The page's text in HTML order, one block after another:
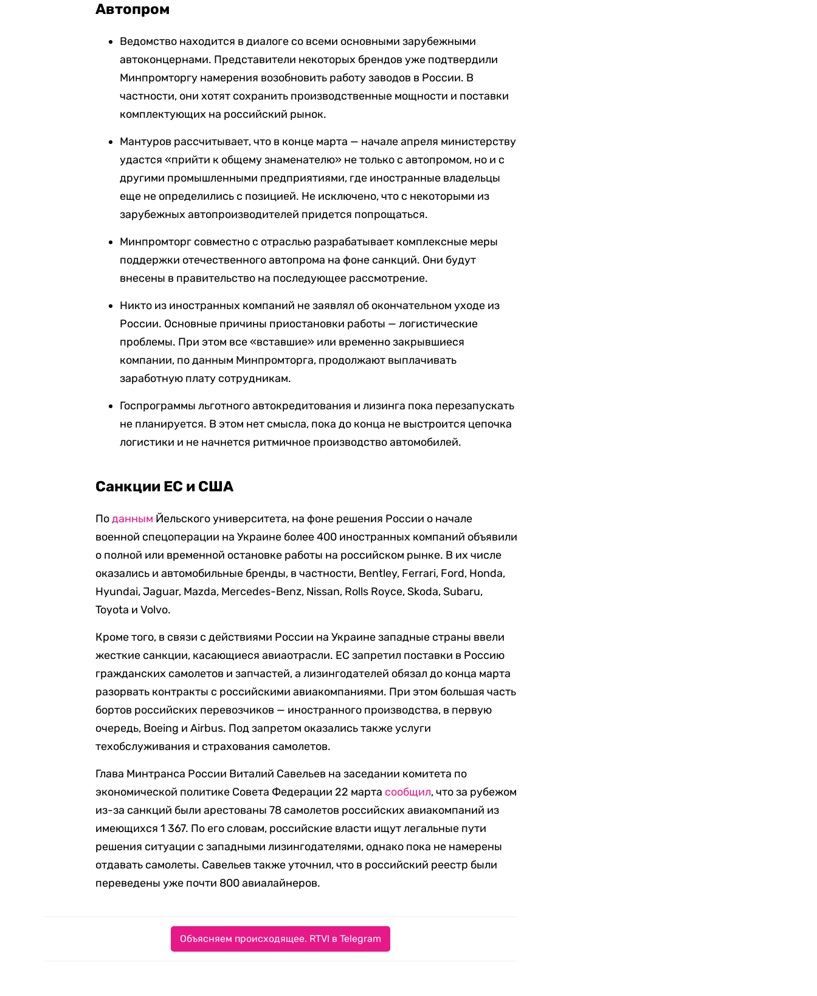
Автопром
Ведомство находится в диалоге со всеми основными зарубежными
автоконцернами. Представители некоторых брендов уже подтвердили
Минпромторгу намерения возобновить работу заводов в России. В
частности, они хотят сохранить производственные мощности и поставки
комплектующих на российский рынок.
Мантуров рассчитывает, что в конце марта — начале апреля министерству
удастся «прийти к общему знаменателю» не только с автопромом, но и с
другими промышленными предприятиями, где иностранные владельцы
еще не определились с позицией. Не исключено, что с некоторыми из
зарубежных автопроизводителей придется попрощаться.
Минпромторг совместно с отраслью разрабатывает комплексные меры
поддержки отечественного автопрома на фоне санкций. Они будут
внесены в правительство на последующее рассмотрение.
Никто из иностранных компаний не заявлял об окончательном уходе из
России. Основные причины приостановки работы — логистические
проблемы. При этом все «вставшие» или временно закрывшиеся
компании, по данным Минпромторга, продолжают выплачивать
заработную плату сотрудникам.
Госпрограммы льготного автокредитования и лизинга пока перезапускать
не планируется. В этом нет смысла, пока до конца не выстроится цепочка
логистики и не начнется ритмичное производство автомобилей.
Санкции ЕС и США
Поданным Йельского университета, на фоне решения России о начале
военной спецоперации на Украине более 400 иностранных компаний объявили
о полной или временной остановке работы на российском рынке. В их числе
оказались и автомобильные бренды, в частности, Bentley, Ferrari, Ford, Honda,
Hyundai, Jaguar, Mazda, Mercedes-Benz, Nissan, Rolls Royce, Skoda, Subaru,
Toyota и Volvo.
Кроме того, в связи с действиями России на Украине западные страны ввели
жесткие санкции, касающиеся авиаотрасли. ЕС запретил поставки в Россию
гражданских самолетов и запчастей, а лизингодателей обязал до конца марта
разорвать контракты с российскими авиакомпаниями. При этом большая часть
бортов российских перевозчиков — иностранного производства, в первую
очередь, Boeing и Airbus. Под запретом оказались также услуги
техобслуживания и страхования самолетов.
Глава Минтранса России Виталий Савельев на заседании комитета по
экономической политике Совета Федерации 22 марта сообщил, что за рубежом
из-за санкций были арестованы 78 самолетов российских авиакомпаний из
имеющихся 1 367. По его словам, российские власти ищут легальные пути
решения ситуации с западными лизингодателями, однако пока не намерены
отдавать самолеты. Савельев также уточнил, что в российский реестр были
переведены уже почти 800 авиалайнеров.
Объясняем происходящее. RTVI в Telegram